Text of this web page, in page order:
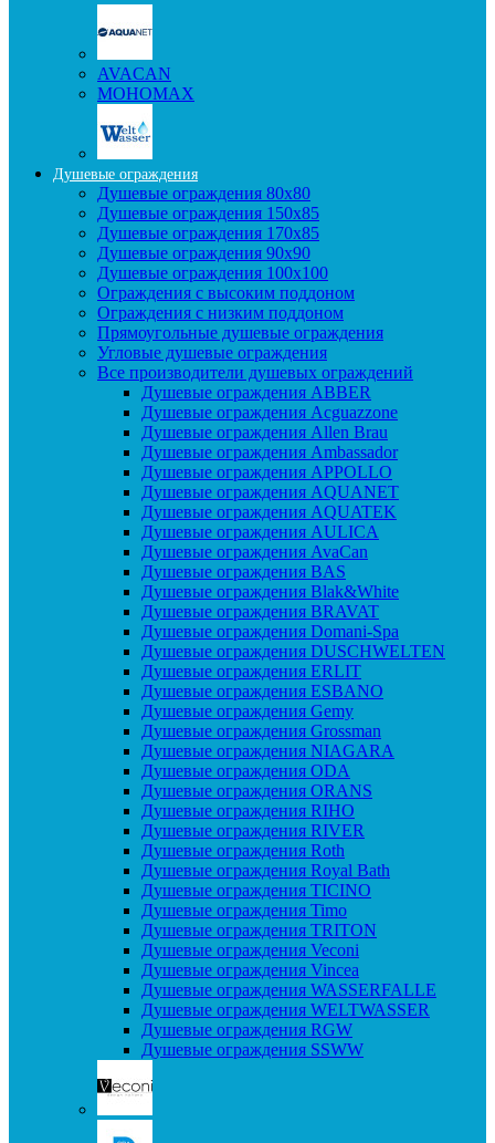
AVACAN
МОНОМАХ
Душевые ограждения
Душевые ограждения 80x80
Душевые ограждения 150x85
Душевые ограждения 170x85
Душевые ограждения 90x90
Душевые ограждения 100x100
Ограждения с высоким поддоном
Ограждения с низким поддоном
Прямоугольные душевые ограждения
Угловые душевые ограждения
Все производители душевых ограждений
Душевые ограждения ABBER
Душевые ограждения Acguazzone
Душевые ограждения Allen Brau
Душевые ограждения Ambassador
Душевые ограждения APPOLLO
Душевые ограждения AQUANET
Душевые ограждения AQUATEK
Душевые ограждения AULICA
Душевые ограждения AvaCan
Душевые ограждения BAS
Душевые ограждения Blak&White
Душевые ограждения BRAVAT
Душевые ограждения Domani-Spa
Душевые ограждения DUSCHWELTEN
Душевые ограждения ERLIT
Душевые ограждения ESBANO
Душевые ограждения Gemy
Душевые ограждения Grossman
Душевые ограждения NIAGARA
Душевые ограждения ODA
Душевые ограждения ORANS
Душевые ограждения RIHO
Душевые ограждения RIVER
Душевые ограждения Roth
Душевые ограждения Royal Bath
Душевые ограждения TICINO
Душевые ограждения Timo
Душевые ограждения TRITON
Душевые ограждения Veconi
Душевые ограждения Vincea
Душевые ограждения WASSERFALLE
Душевые ограждения WELTWASSER
Душевые ограждения RGW
Душевые ограждения SSWW